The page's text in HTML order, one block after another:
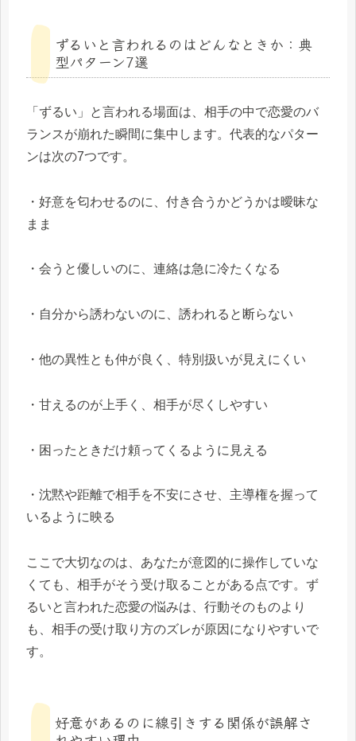
ずるいと言われるのはどんなときか：典
型パターン7選
「ずるい」と言われる場面は、相手の中で恋愛のバ
ランスが崩れた瞬間に集中します。代表的なパター
ンは次の7つです。
・好意を匂わせるのに、付き合うかどうかは曖昧な
まま
・会うと優しいのに、連絡は急に冷たくなる
・自分から誘わないのに、誘われると断らない
・他の異性とも仲が良く、特別扱いが見えにくい
・甘えるのが上手く、相手が尽くしやすい
・困ったときだけ頼ってくるように見える
・沈黙や距離で相手を不安にさせ、主導権を握って
いるように映る
ここで大切なのは、あなたが意図的に操作していな
くても、相手がそう受け取ることがある点です。ず
るいと言われた恋愛の悩みは、行動そのものより
も、相手の受け取り方のズレが原因になりやすいで
す。
好意があるのに線引きする関係が誤解さ